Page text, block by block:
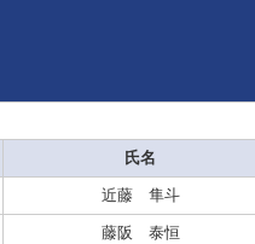
氏名
近藤 隼斗
藤阪 泰恒